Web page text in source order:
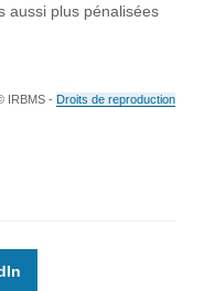
aussi plus pénalisées
IRBMS - Droits de reproduction